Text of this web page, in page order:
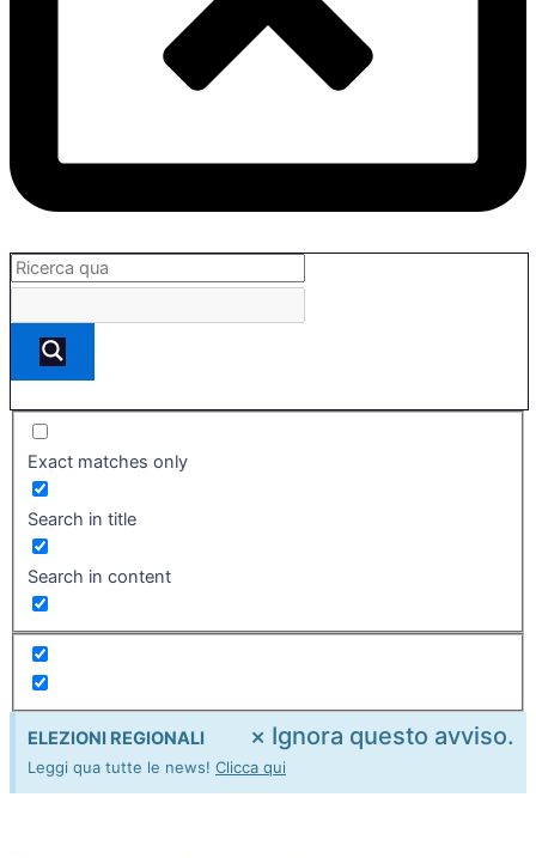
Exact matches only
Search in title
Search in content
ELEZIONI REGIONALI
Leggi qua tutte le news! Clicca qui
× Ignora questo avviso.